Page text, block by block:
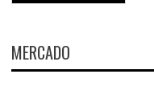
MERCADO